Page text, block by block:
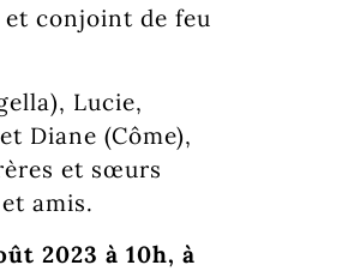
et conjoint de feu
Lucie,
Diane (Côme),
et sœurs
amis.
2023 à 10h, à